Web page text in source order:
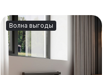
Волна выгоды